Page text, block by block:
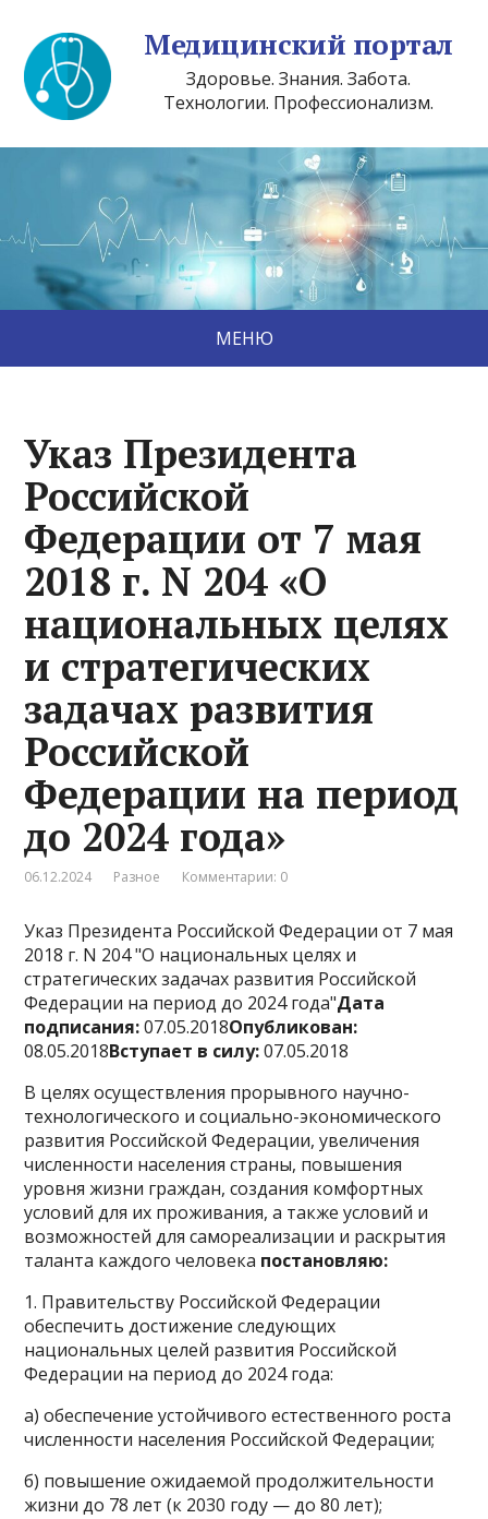
Медицинский портал
Здоровье. Знания. Забота.
Технологии. Профессионализм.
МЕНЮ
Указ Президента
Российской
Федерации от 7 мая
2018 г. N 204 «О
национальных целях
и стратегических
задачах развития
Российской
Федерации на период
до 2024 года»
06.12.2024 Разное Комментарии: 0
Указ Президента Российской Федерации от 7 мая
2018 г. N 204 "О национальных целях и
стратегических задачах развития Российской
Федерации на период до 2024 года"Дата
подписания:07.05.2018Опубликован:
08.05.2018Вступает в силу:07.05.2018
В целях осуществления прорывного научно-
технологического и социально-экономического
развития Российской Федерации, увеличения
численности населения страны, повышения
уровня жизни граждан, создания комфортных
условий для их проживания, а также условий и
возможностей для самореализации и раскрытия
таланта каждого человека постановляю:
1. Правительству Российской Федерации
обеспечить достижение следующих
национальных целей развития Российской
Федерации на период до 2024 года:
а) обеспечение устойчивого естественного роста
численности населения Российской Федерации;
б) повышение ожидаемой продолжительности
жизни до 78 лет (к 2030 году — до 80 лет);